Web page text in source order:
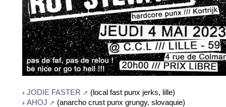
JODIE FASTER (local fast punx jerks, lille)
AHOJ (anarcho crust punx grungy, slovaquie)